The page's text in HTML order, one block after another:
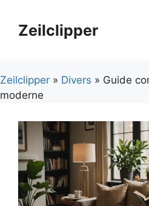
contenuZeilclipper
Zeilclipper » Divers » Guide
moderne